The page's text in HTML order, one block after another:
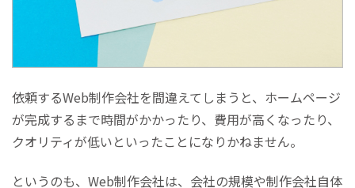
依頼するWeb制作会社を間違えてしまうと、ホームページ
が完成するまで時間がかかったり、費用が高くなったり、
クオリティが低いといったことになりかねません。
というのも、Web制作会社は、会社の規模や制作会社自体